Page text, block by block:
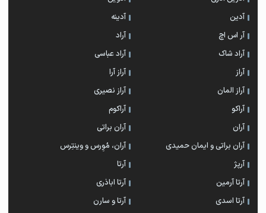
آدین
آدینه
آر اس اچ
آراد
آراد شاک
آراد عباسی
آراز
آراز آرا
آراز المان
آراز نصیری
آراکو
آراکوم
آران
آران براتی
آران براتی و ایمان حمیدی
آران، مُوِرس و وینتِرس
آرپژ
آرتا
آرتا آرمین
آرتا اباذری
آرتا اسدی
آرتا و سارن